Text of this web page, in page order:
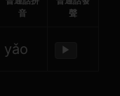
音
聲
yǎo ▶